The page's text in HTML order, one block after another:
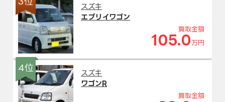
スズキ
エブリイワゴン
買取金額
105.0 万円
4位
スズキ
ワゴンR
買取金額